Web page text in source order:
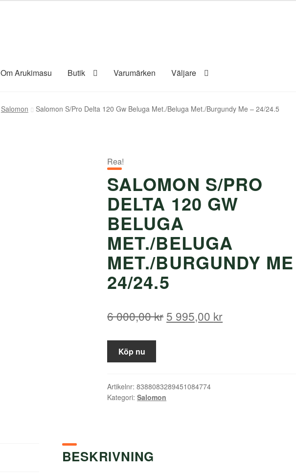
Om Arukimasu Butik Varumärken Väljare
Salomon Salomon S/Pro Delta 120 Gw Beluga Met./Beluga Met./Burgundy Me – 24/24.5
Rea!
SALOMON S/PRO
DELTA 120 GW
BELUGA
MET./BELUGA
MET./BURGUNDY
24/24.5
6 000,00kr Det
6
000,00 kr.
5 995,00 krDet
Köp nu
Artikelnr:8388083289451084774
Kategori:Salomon
BESKRIVNING